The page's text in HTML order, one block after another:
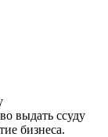
выдать ссуду
бизнеса.